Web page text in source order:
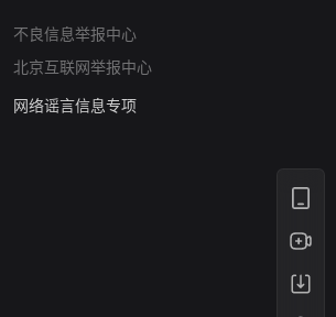
不良信息举报中心
北京互联网举报中心
涉历史虚无举报
网络谣言信息专项